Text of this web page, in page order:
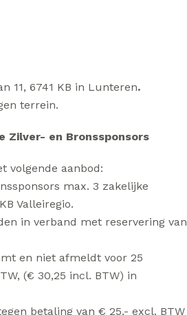
11, 6741 KB in Lunteren.
terrein.
Zilver- en Bronssponsors
volgende aanbod:
max. 3 zakelijke
Valleiregio.
in verband met reservering van
en niet afmeldt voor 25
(€ 30,25 incl. BTW) in
betaling van € 25,- excl. BTW